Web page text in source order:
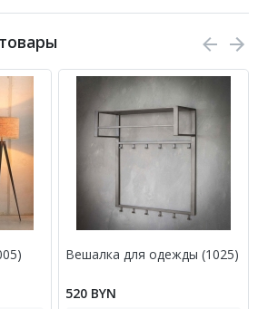
Вешалка для одежды (1025)
520 BYN